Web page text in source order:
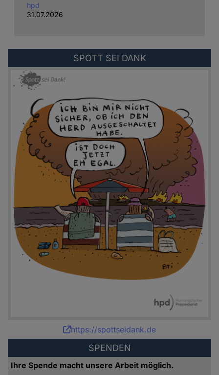
hpd
31.07.2026
SPOTT SEI DANK
Bettina
https://spottseidank.de
Link
zu:
https://spottseidank.de
SPENDEN
Ihre Spende macht unsere Arbeit möglich.